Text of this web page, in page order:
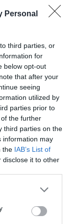
Personal
third parties, or
for
below opt-out
that after your
seeing
utilized by
parties prior to
the further
third parties on the
information may
the IAB’s List of
disclose it to other
or more Google
You may click to
party tags to
drone
θέτουν σε
ΝΑΤΟ